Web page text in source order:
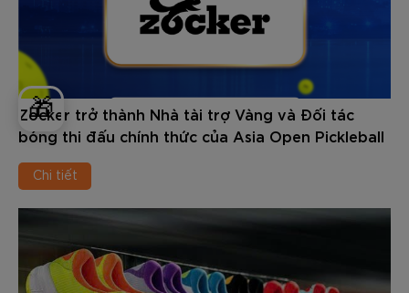
🎁
Zocker trở thành Nhà tài trợ Vàng và Đối tác
bóng thi đấu chính thức của Asia Open Pickleball
Chi tiết